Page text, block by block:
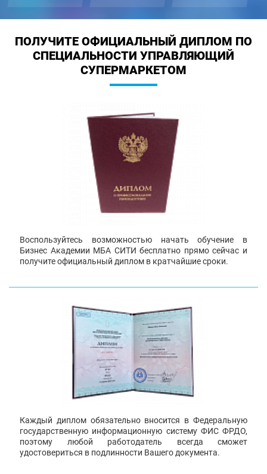
ПОЛУЧИТЕ ОФИЦИАЛЬНЫЙ ДИПЛОМ ПО
СПЕЦИАЛЬНОСТИ УПРАВЛЯЮЩИЙ
СУПЕРМАРКЕТОМ
Воспользуйтесь возможностью начать обучение в
Бизнес Академии МБА СИТИ бесплатно прямо сейчас и
получите официальный диплом в кратчайшие сроки.
Каждый диплом обязательно вносится в Федеральную
государственную информационную систему ФИС ФРДО,
поэтому любой работодатель всегда сможет
удостовериться в подлинности Вашего документа.